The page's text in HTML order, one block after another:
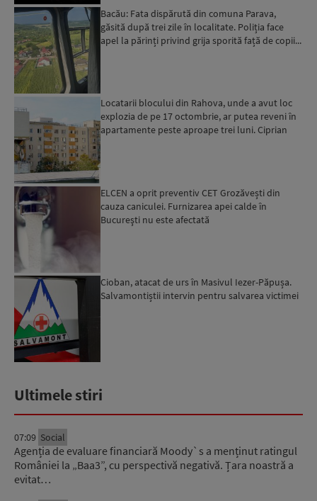
Bacău: Fata dispărută din comuna Parava,
găsită după trei zile în localitate. Poliția face
apel la părinți privind grija sporită față de copii...
Locatarii blocului din Rahova, unde a avut loc
explozia de pe 17 octombrie, ar putea reveni în
apartamente peste aproape trei luni. Ciprian
ELCEN a oprit preventiv CET Grozăvești din
cauza caniculei. Furnizarea apei calde în
Bucureşti nu este afectată
Cioban, atacat de urs în Masivul Iezer-Păpușa.
Salvamontiștii intervin pentru salvarea victimei
Ultimele stiri
07:09 Social
Agenția de evaluare financiară Moody`s a menținut ratingul
României la „Baa3”, cu perspectivă negativă. Țara noastră a
evitat…